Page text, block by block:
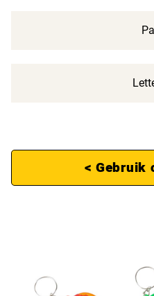
< Gebruik